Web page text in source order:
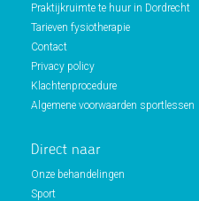
Praktijkruimte te huur in Dordrecht
Tarieven fysiotherapie
Contact
Privacy policy
Klachtenprocedure
Algemene voorwaarden sportlessen
Direct naar
Onze behandelingen
Sport